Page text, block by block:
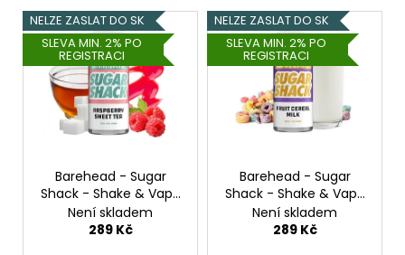
V
ý
p
NELZE ZASLAT DO SK
SLEVA MIN. 2% PO
REGISTRACI
Barehead - Sugar
Shack - Shake & Vape
- Raspberry Sweet Tea
- 20ml
Není skladem
289 Kč
NELZE ZASLAT DO SK
SLEVA MIN. 2% PO
REGISTRACI
Barehead - Sugar
Shack - Shake & Vape
- Fruit Cereal Milk -
20ml
Není skladem
289 Kč
-
PŘEDNAPLNĚNÁ
CARTRIDGE
APPLE
PEACH
Původně: